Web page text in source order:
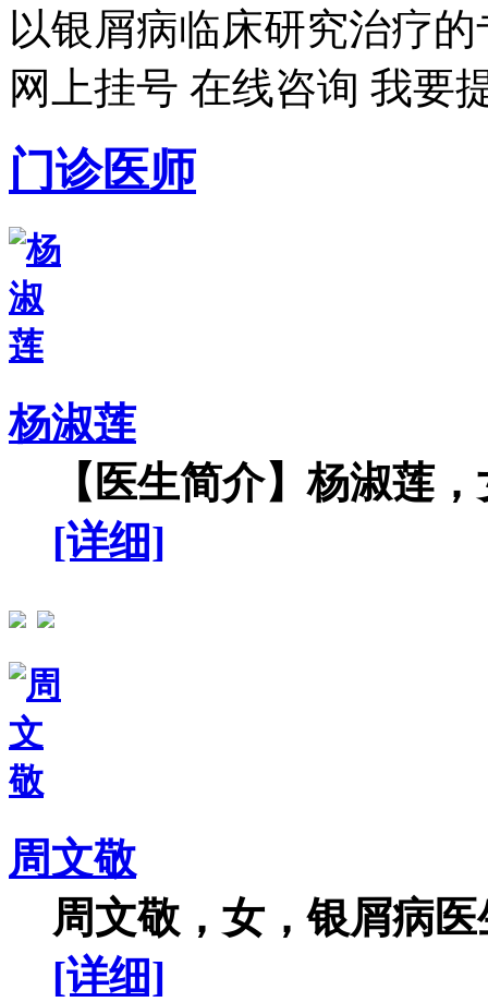
以银屑病临床研究治疗
网上挂号 在线咨询 我要
门诊医师
杨淑莲
【医生简介】杨淑莲
[详细]
周文敬
周文敬，女，银屑病
[详细]